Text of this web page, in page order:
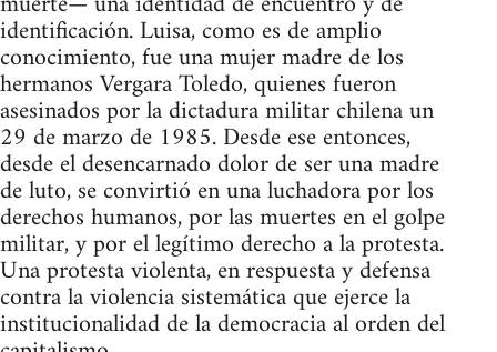
identificación. Luisa, como es de amplio
conocimiento, fue una mujer madre de los
hermanos Vergara Toledo, quienes fueron
asesinados por la dictadura militar chilena un
29 de marzo de 1985. Desde ese entonces,
desde el desencarnado dolor de ser una madre
de luto, se convirtió en una luchadora por los
derechos humanos, por las muertes en el golpe
militar, y por el legítimo derecho a la protesta.
Una protesta violenta, en respuesta y defensa
contra la violencia sistemática que ejerce la
institucionalidad de la democracia al orden del